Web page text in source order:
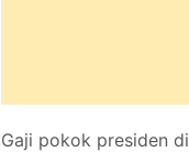
Gaji pokok presiden